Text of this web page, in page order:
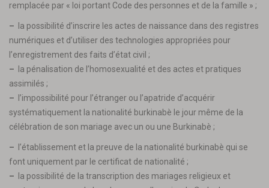
remplacée par « loi portant Code des personnes et de la famille » ;
– la possibilité d’inscrire les actes de naissance dans des registres
numériques et d’utiliser des technologies appropriées pour
l’enregistrement des faits d’état civil ;
– la pénalisation de l’homosexualité et des actes et pratiques
assimilés ;
– l’impossibilité pour l’étranger ou l’apatride d’acquérir
systématiquement la nationalité burkinabè le jour même de la
célébration de son mariage avec un ou une Burkinabè ;
– l’établissement et la preuve de la nationalité burkinabè qui se
font uniquement par le certificat de nationalité ;
– la possibilité de la transcription des mariages religieux et